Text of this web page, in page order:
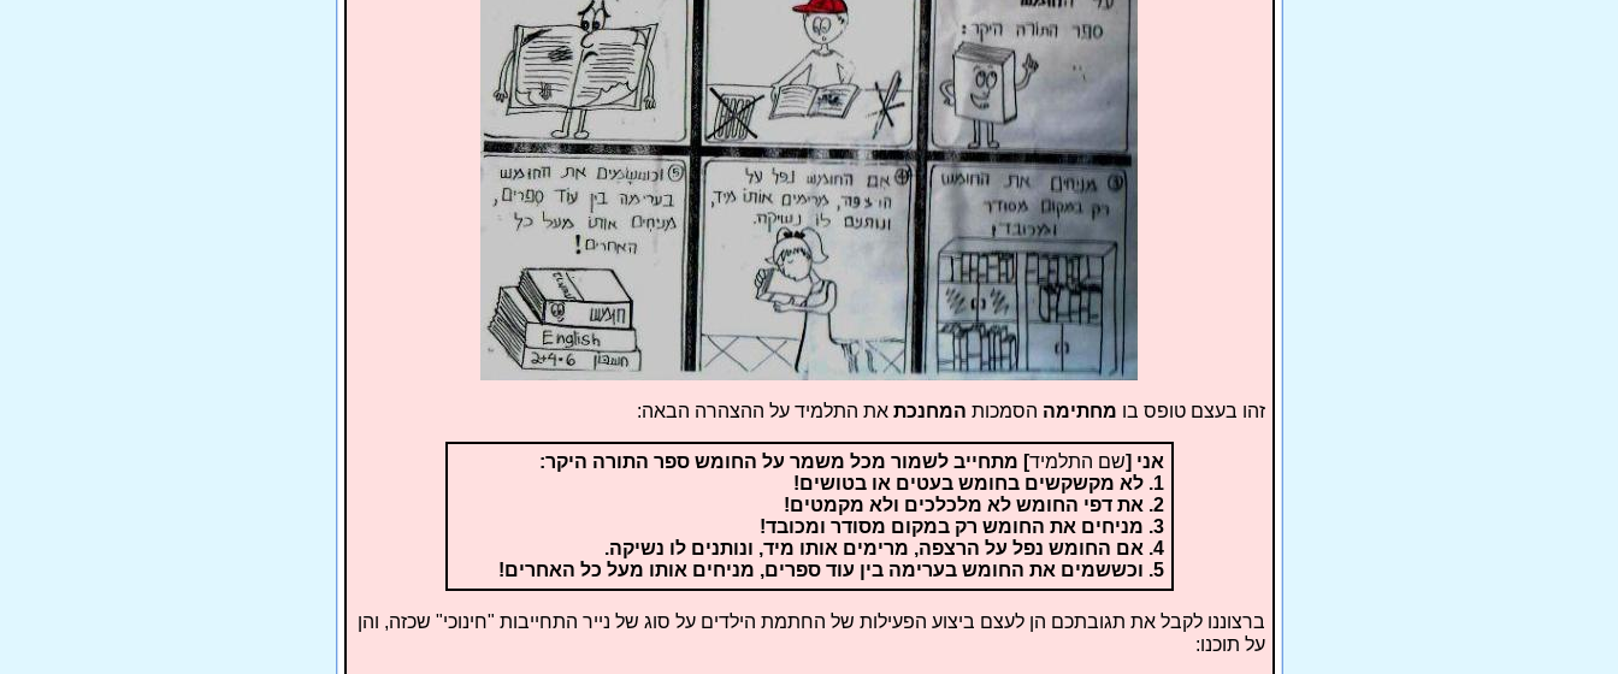
זהו בעצם טופס בו מחתימה הסמכות המחנכת את התלמיד על ההצהרה הבאה:
אני [שם התלמיד] מתחייב לשמור מכל משמר על החומש ספר התורה היקר:
1. לא מקשקשים בחומש בעטים או בטושים!
2. את דפי החומש לא מלכלכים ולא מקמטים!
3. מניחים את החומש רק במקום מסודר ומכובד!
4. אם החומש נפל על הרצפה, מרימים אותו מיד, ונותנים לו נשיקה.
5. וכששמים את החומש בערימה בין עוד ספרים, מניחים אותו מעל כל האחרים!
ברצוננו לקבל את תגובתכם הן לעצם ביצוע הפעילות של החתמת הילדים על סוג של נייר התחייבות "חינוכי" שכזה, והן
על תוכנו: